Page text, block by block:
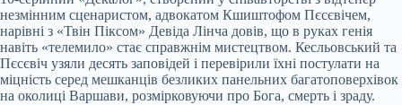
незмінним сценаристом, адвокатом Кшиштофом Пєсєвічем,
нарівні з «Твін Піксом» Девіда Лінча довів, що в руках генія
навіть «телемило» стає справжнім мистецтвом. Кесльовський та
Пєсєвіч узяли десять заповідей і перевірили їхні постулати на
міцність серед мешканців безликих панельних багатоповерхівок
на околиці Варшави, розмірковуючи про Бога, смерть і зраду.